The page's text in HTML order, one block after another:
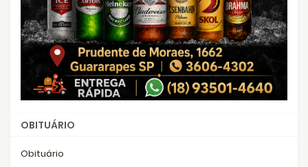
OBITUÁRIO
Obituário